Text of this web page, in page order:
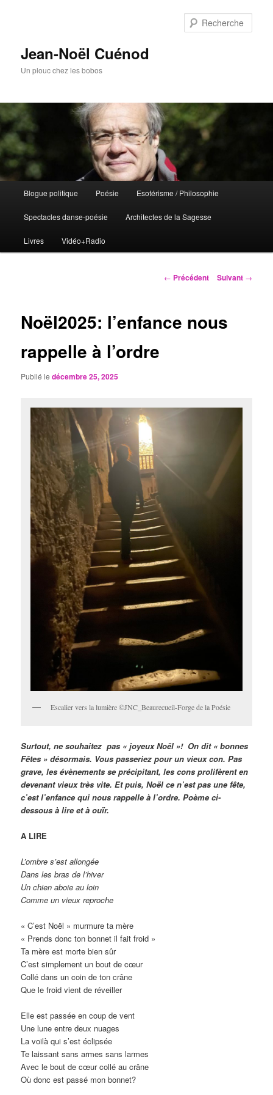
Jean-Noël Cuénod
Un plouc chez les bobos
Aller
au
contenu
Blogue politique Poésie Esotérisme / Philosophie
Spectacles danse-poésie Architectes de la Sagesse
Livres Vidéo+Radio
Navigation
← Précédent Suivant →
Noël2025: l’enfance nous
rappelle à l’ordre
Publié ledécembre 25, 2025
Escalier vers la lumière ©JNC_Beaurecueil-Forge de la Poésie
Surtout, ne souhaitez pas « joyeux Noël »! On dit « bonnes
Fêtes » désormais. Vous passeriez pour un vieux con. Pas
grave, les évènements se précipitant, les cons prolifèrent en
devenant vieux très vite. Et puis, Noël ce n’est pas une fête,
c’est l’enfance qui nous rappelle à l’ordre. Poème ci-
dessous à lire et à ouïr.
A LIRE
L’ombre s’est allongée
Dans les bras de l’hiver
Un chien aboie au loin
Comme un vieux reproche
« C’est Noël » murmure ta mère
« Prends donc ton bonnet il fait froid »
Ta mère est morte bien sûr
C’est simplement un bout de cœur
Collé dans un coin de ton crâne
Que le froid vient de réveiller
Elle est passée en coup de vent
Une lune entre deux nuages
La voilà qui s’est éclipsée
Te laissant sans armes sans larmes
Avec le bout de cœur collé au crâne
Où donc est passé mon bonnet?